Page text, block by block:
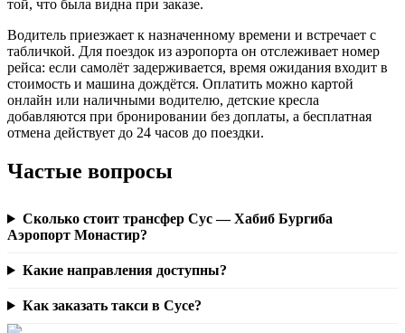
той, что была видна при заказе.
Водитель приезжает к назначенному времени и встречает с
табличкой. Для поездок из аэропорта он отслеживает номер
рейса: если самолёт задерживается, время ожидания входит в
стоимость и машина дождётся. Оплатить можно картой
онлайн или наличными водителю, детские кресла
добавляются при бронировании без доплаты, а бесплатная
отмена действует до 24 часов до поездки.
Частые вопросы
Сколько стоит трансфер Сус — Хабиб Бургиба
Аэропорт Монастир?
Какие направления доступны?
Как заказать такси в Сусе?